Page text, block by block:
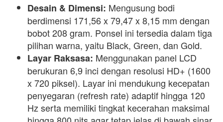
Desain & Dimensi: Mengusung bodi
berdimensi 171,56 x 79,47 x 8,15 mm dengan
bobot 208 gram. Ponsel ini tersedia dalam tiga
pilihan warna, yaitu Black, Green, dan Gold.
Layar Raksasa: Menggunakan panel LCD
berukuran 6,9 inci dengan resolusi HD+ (1600
x 720 piksel). Layar ini mendukung kecepatan
penyegaran (refresh rate) adaptif hingga 120
Hz serta memiliki tingkat kecerahan maksimal